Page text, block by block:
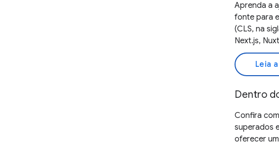
Aprenda a
fonte para
(CLS, na
Next.js,
Leia
Dentro
Confira
superados
oferecer